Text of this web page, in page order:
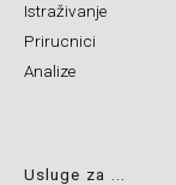
Istraživanje
Prirucnici
Analize
Usluge za ...